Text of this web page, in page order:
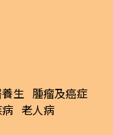
生 腫瘤及癌症
老人病